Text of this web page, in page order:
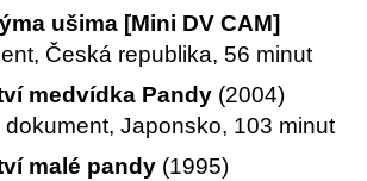
ušima [Mini DV CAM]
Česká republika, 56 minut
medvídka Pandy (2004)
dokument, Japonsko, 103 minut
malé pandy (1995)